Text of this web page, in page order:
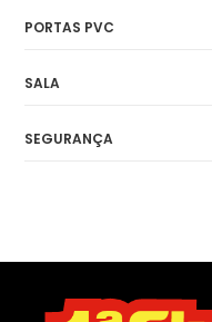
PORTAS PVC
SALA
SEGURANÇA